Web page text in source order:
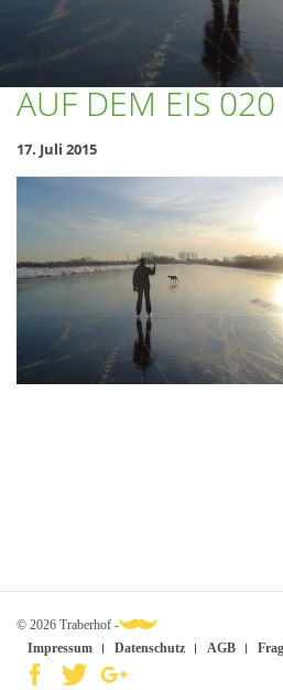
AUF DEM EIS 020
17. Juli 2015
© 2026 Traberhof -
Impressum
Datenschutz AGB